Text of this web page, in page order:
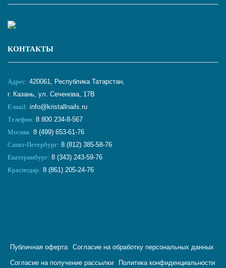
КОНТАКТЫ
Адрес: 420061, Республика Татарстан,
г. Казань, ул. Сеченова, 17В
E-mail: info@kristallnails.ru
Телефон: 8 800 234-8-567
Москва: 8 (499) 653-61-76
Санкт-Петербург: 8 (812) 385-58-76
Екатеринбург: 8 (343) 243-59-76
Краснодар: 8 (861) 205-24-76
Публичная оферта Согласие на обработку персональных данных
Согласие на получение рассылки Политика конфиденциальности